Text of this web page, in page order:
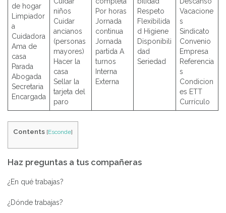
de hogar
Limpiador
a
Cuidadora
Ama de
casa
Parada
Abogada
Secretaria
Encargada
niños
Cuidar
ancianos
(personas
mayores)
Hacer la
casa
Sellar la
tarjeta del
paro
Por horas
Jornada
continua
Jornada
partida A
turnos
Interna
Externa
Respeto
Flexibilida
d Higiene
Disponibili
dad
Seriedad
Vacacione
s
Sindicato
Convenio
Empresa
Referencia
s
Condicion
es ETT
Currículo
Contents [Esconde]
Haz preguntas a tus compañeras
¿En qué trabajas?
¿Dónde trabajas?